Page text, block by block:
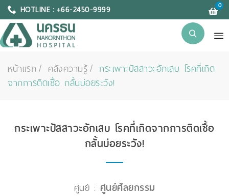
HOTLINE : +66-2450-9999 0
หน้าแรก คลังความรู้
กระเพาะปัสสาวะอักเสบ โรคที่เกิด
จากการติดเชื้อ กลั้นบ่อยระวัง!
กระเพาะปัสสาวะอักเสบ โรคที่เกิดจากการติดเชื้อ
กลั้นบ่อยระวัง!
ศูนย์ : ศูนย์ศัลยกรรม